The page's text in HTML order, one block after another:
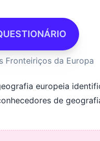
Fronteiriços da Europa
europeia
de